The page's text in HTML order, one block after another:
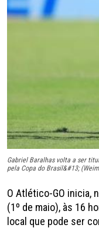
Gabriel Baralhas volta a ser
pela Copa do Brasil&#13;
O Atlético-GO inicia,
(1º de maio), às 16
local que pode ser